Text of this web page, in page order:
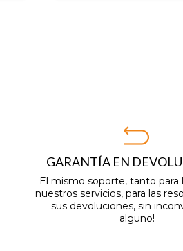
GARANTÍA EN
El mismo soporte, tanto para
nuestros servicios, para las
sus devoluciones, sin
alguno!